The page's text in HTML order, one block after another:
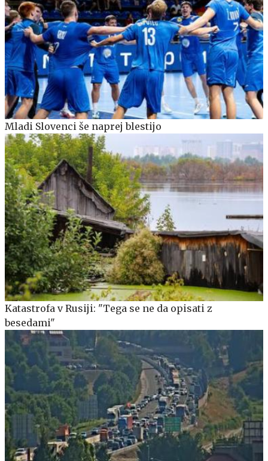
Mladi Slovenci še naprej blestijo
Katastrofa v Rusiji: "Tega se ne da opisati z
besedami"